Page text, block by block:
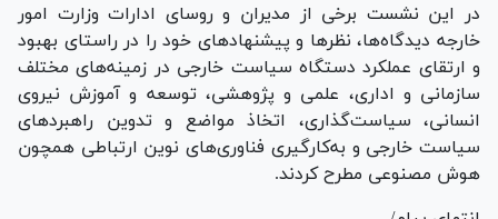
در این نشست برخی از مدیران و روسای ادارات وزارت امور
خارجه دیدگاه‌ها، نظرها و پیشنهاد‌های خود را در راستای بهبود
و ارتقای عملکرد دستگاه سیاست خارجی در زمینه‌های مختلف
سازمانی و اداری، علمی و پژوهشی، توسعه و آموزش نیروی
انسانی، سیاست‌گذاری، اتخاذ مواضع و تدوین راهبرد‌های
سیاست خارجی و به‌کارگیری فناوری‌های نوین ارتباطی همچون
هوش مصنوعی مطرح کردند.